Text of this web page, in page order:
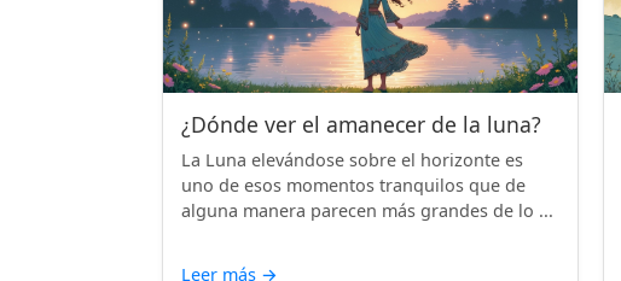
¿Dónde ver el amanecer de la luna?
La Luna elevándose sobre el horizonte es
uno de esos momentos tranquilos que de
alguna manera parecen más grandes de lo ...
Leer más →